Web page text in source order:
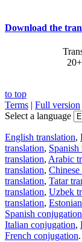
Download the
to top
Terms | Full version
Select a language
English translation,
translation, Spanish
translation, Arabic
translation, Chinese
translation, Tatar
translation, Uzbek
translation,
Spanish conjugation
Italian conjugation,
French conjugation.